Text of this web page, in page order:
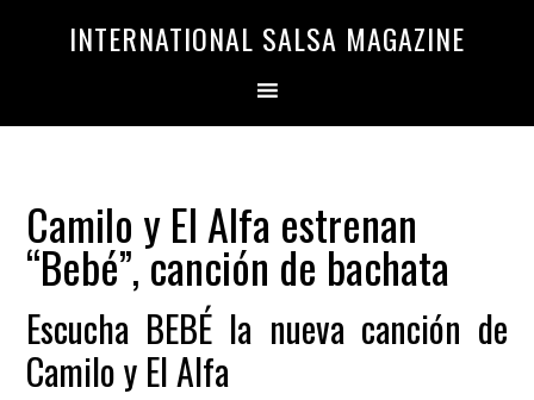
INTERNATIONAL SALSA MAGAZINE
Camilo y El Alfa estrenan
“Bebé”, canción de bachata
Escucha BEBÉ la nueva canción de
Camilo y El Alfa